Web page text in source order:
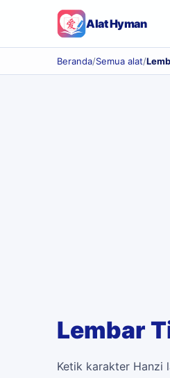
Alat Hyman
Beranda/Semua alat/
Lembar
Ketik karakter Hanzi